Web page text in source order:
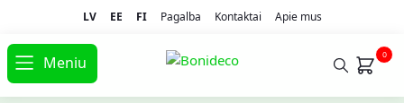
LV EE FI Pagalba Kontaktai Apie mus
Meniu 0